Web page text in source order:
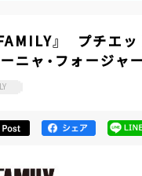
』 プチエッ
ニャ・フォージャ